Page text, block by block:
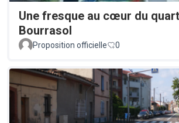
Une fresque au cœur du
Bourrasol
Proposition officielle 0